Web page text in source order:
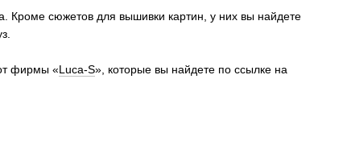
Кроме сюжетов для вышивки картин, у них вы найдете
фирмы «Luca-S», которые вы найдете по ссылке на